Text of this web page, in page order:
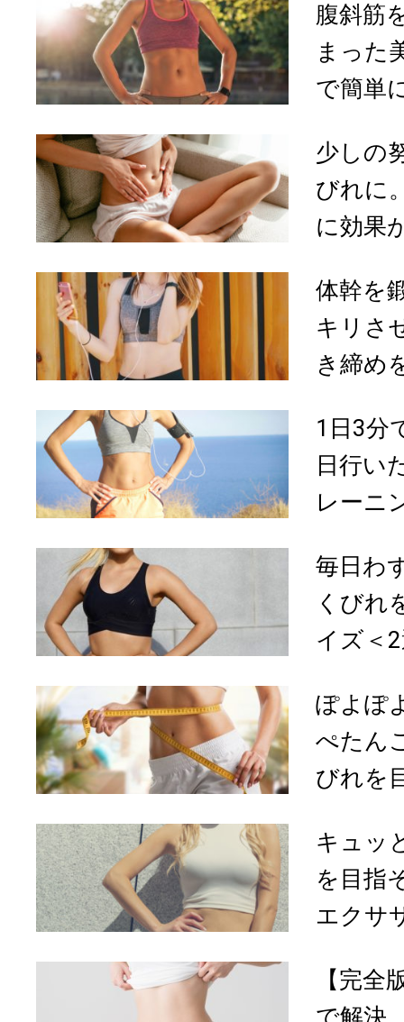
腹斜筋
まった
で簡単
少しの
びれに
に効果
体幹を
キリさ
き締め
1日3分
日行い
レーニ
毎日わ
くびれ
イズ＜
ぽよぽ
ぺたん
びれを
キュッ
を目指
エクサ
【完全
で解決